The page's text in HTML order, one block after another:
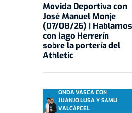
Movida Deportiva con
José Manuel Monje
(07/08/26) | Hablamos
con Iago Herrerín
sobre la portería del
Athletic
ONDA VASCA CON
JUANJO LUSA Y SAMU
VALCÁRCEL